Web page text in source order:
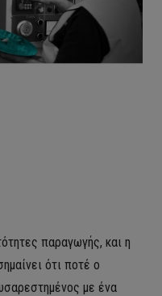
παραγωγής, και η
ότι ποτέ ο
με ένα